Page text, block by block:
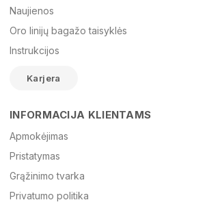
El. paštas
Žinutė
Naujienos
Oro linijų bagažo taisyklės
Instrukcijos
Karjera
INFORMACIJA KLIENTAMS
Apmokėjimas
Pristatymas
Grąžinimo tvarka
Privatumo politika